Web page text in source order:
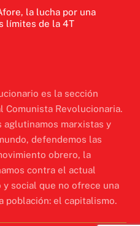
la lucha por una
límites de la 4T
es la sección
Comunista Revolucionaria.
aglutinamos marxistas y
defendemos las
obrero, la
contra el actual
social que no ofrece una
población: el capitalismo.